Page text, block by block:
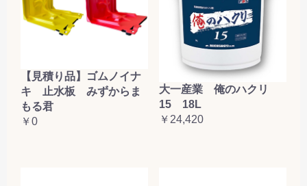
【見積り品】ゴムノイナ
キ 止水板 みずからま
もる君
￥0
大一産業 俺のハクリ
15 18L
￥24,420